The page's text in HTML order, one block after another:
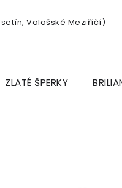
Valašské Meziříčí)
ZLATÉ ŠPERKY